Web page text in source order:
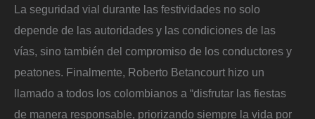
La seguridad vial durante las festividades no solo
depende de las autoridades y las condiciones de las
vías, sino también del compromiso de los conductores y
peatones. Finalmente, Roberto Betancourt hizo un
llamado a todos los colombianos a “disfrutar las fiestas
de manera responsable, priorizando siempre la vida por